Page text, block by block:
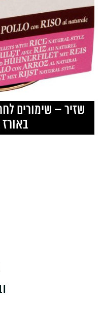
שזיר – שימורים
באורז